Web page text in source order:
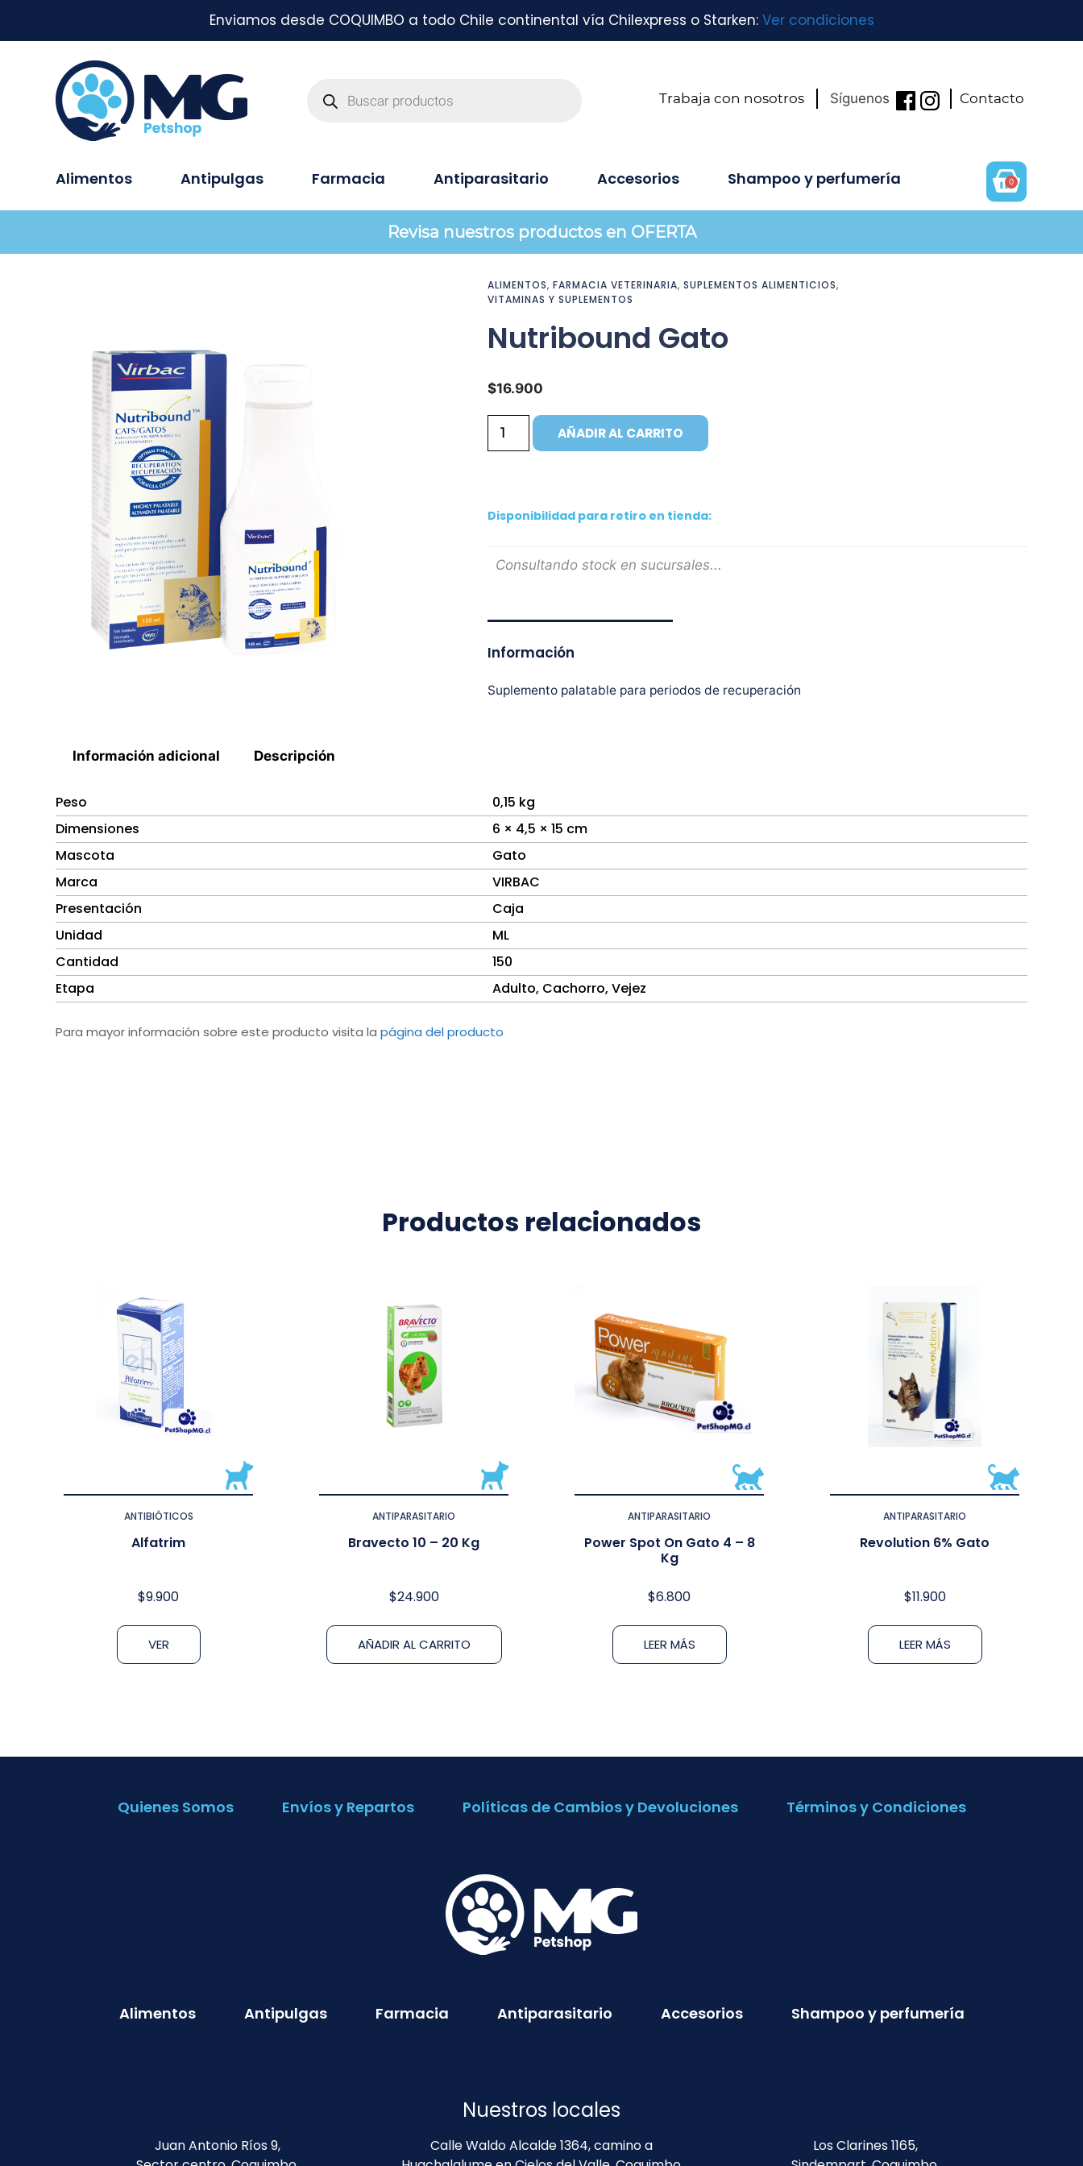
Enviamos desde COQUIMBO a todo Chile continental vía Chilexpress o Starken: Ver condiciones
Trabaja con nosotros Síguenos Contacto
Alimentos Antipulgas Farmacia Antiparasitario Accesorios Shampoo y perfumería 0
Revisa nuestros productos en OFERTA
ALIMENTOS, FARMACIA VETERINARIA, SUPLEMENTOS ALIMENTICIOS,
VITAMINAS Y SUPLEMENTOS
Nutribound Gato
$16.900
AÑADIR AL CARRITO
Disponibilidad para retiro en tienda:
Consultando stock en sucursales...
Información
Suplemento palatable para periodos de recuperación
Información adicional Descripción
Peso
0,15 kg
Dimensiones
6 × 4,5 × 15 cm
Mascota
Gato
Marca
VIRBAC
Presentación
Caja
Unidad
ML
Cantidad
150
Etapa
Adulto, Cachorro, Vejez
Para mayor información sobre este producto visita la página del producto
Productos relacionados
ANTIBIÓTICOS
Alfatrim
$9.900
VER
ANTIPARASITARIO
Bravecto 10 – 20 Kg
$24.900
AÑADIR AL CARRITO
ANTIPARASITARIO
Power Spot On Gato 4 – 8
Kg
$6.800
LEER MÁS
ANTIPARASITARIO
Revolution 6% Gato
$11.900
LEER MÁS
Quienes Somos Envíos y Repartos Políticas de Cambios y Devoluciones Términos y Condiciones
Alimentos Antipulgas Farmacia Antiparasitario Accesorios Shampoo y perfumería
Nuestros locales
Juan Antonio Ríos 9,
Calle Waldo Alcalde 1364, camino a
Los Clarines 1165,